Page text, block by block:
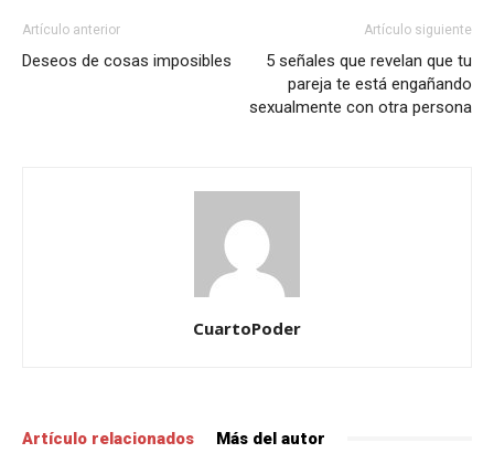
Artículo anterior
Deseos de cosas imposibles
Artículo siguiente
5 señales que revelan que tu
pareja te está engañando
sexualmente con otra persona
CuartoPoder
Artículo relacionados Más del autor